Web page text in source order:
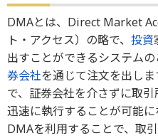
DMAとは、Direct Market
ト・アクセス）の略で、 投資
出すことができるシステム
券会社を通じて注文を出し
で、証券会社を介さずに取
迅速に執行することが可能に
DMAを利用することで、取